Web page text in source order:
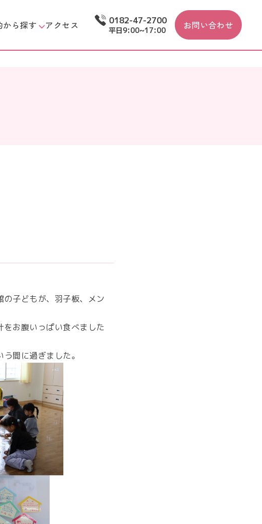
から探す アクセス 0182-47-2700
平日9:00~17:00 お問い合わせ
の子どもが、羽子板、メン
お腹いっぱい食べました
間に過ぎました。